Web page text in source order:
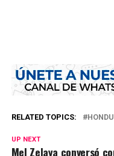
RELATED TOPICS:
UP NEXT
Mel Zelaya conversó